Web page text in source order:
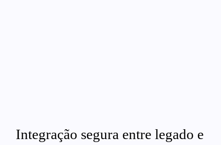
Integração segura entre legado e